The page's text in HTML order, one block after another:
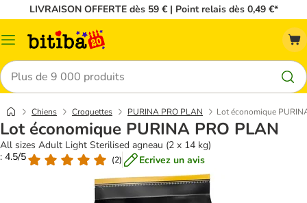
LIVRAISON OFFERTE dès 59 € | Point relais dès 0,49 €*
Menu
Rechercher
Chiens Croquettes PURINA PRO PLAN Lot économique
Lot économique PURINA PRO PLAN
All sizes Adult Light Sterilised agneau (2 x 14 kg)
: 4.5/5
(2) Ecrivez un avis